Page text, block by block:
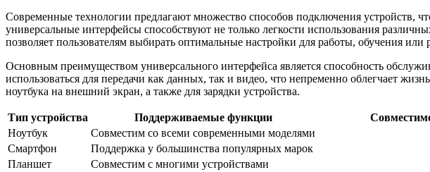
Современные технологии предлагают множество способов подключения устройств,
универсальные интерфейсы способствуют не только легкости использования
позволяет пользователям выбирать оптимальные настройки для работы, обучения или
Основным преимуществом универсального интерфейса является способность
использоваться для передачи как данных, так и видео, что непременно облегчает
ноутбука на внешний экран, а также для зарядки устройства.
Тип устройства Поддерживаемые функции
Ноутбук
Совместим со всеми современными моделями
Смартфон
Поддержка у большинства популярных марок
Планшет
Совместим с многими устройствами